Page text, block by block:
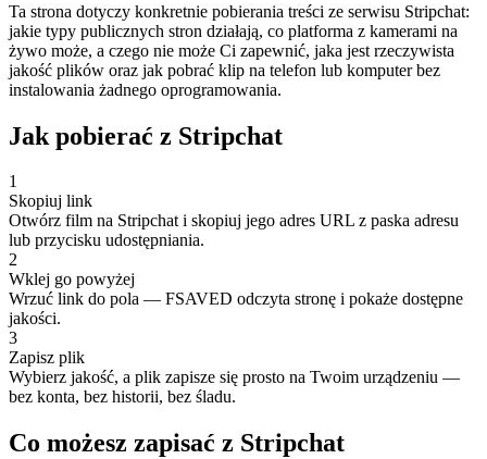
Ta strona dotyczy konkretnie pobierania treści ze serwisu Stripchat:
jakie typy publicznych stron działają, co platforma z kamerami na
żywo może, a czego nie może Ci zapewnić, jaka jest rzeczywista
jakość plików oraz jak pobrać klip na telefon lub komputer bez
instalowania żadnego oprogramowania.
Jak pobierać z Stripchat
1
Skopiuj link
Otwórz film na Stripchat i skopiuj jego adres URL z paska adresu
lub przycisku udostępniania.
2
Wklej go powyżej
Wrzuć link do pola — FSAVED odczyta stronę i pokaże dostępne
jakości.
3
Zapisz plik
Wybierz jakość, a plik zapisze się prosto na Twoim urządzeniu —
bez konta, bez historii, bez śladu.
Co możesz zapisać z Stripchat